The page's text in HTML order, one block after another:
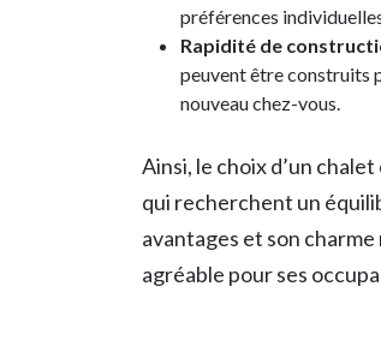
préférences
Rapidité de
peuvent être construits
nouveau chez-vous.
Ainsi, le choix d’un
qui recherchent un
avantages et son
agréable pour ses